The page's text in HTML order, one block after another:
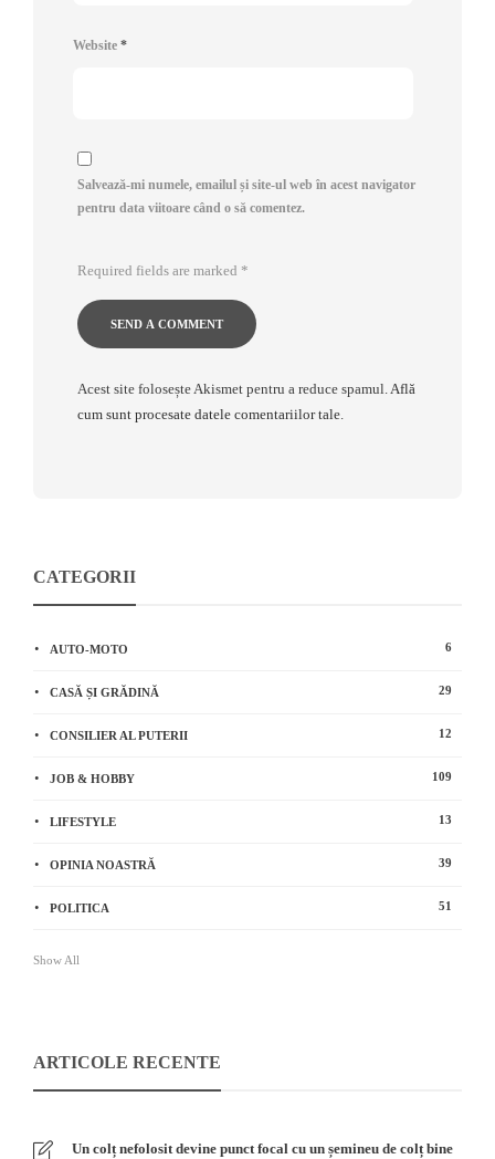
Website *
Salvează-mi numele, emailul și site-ul web în acest navigator
pentru data viitoare când o să comentez.
Required fields are marked *
Acest site folosește Akismet pentru a reduce spamul.Află
cum sunt procesate datele comentariilor tale.
CATEGORII
AUTO-MOTO 6
CASĂ ȘI GRĂDINĂ 29
CONSILIER AL PUTERII 12
JOB & HOBBY 109
LIFESTYLE 13
OPINIA NOASTRĂ 39
POLITICA 51
Show All
ARTICOLE RECENTE
Un colț nefolosit devine punct focal cu un șemineu de colț bine